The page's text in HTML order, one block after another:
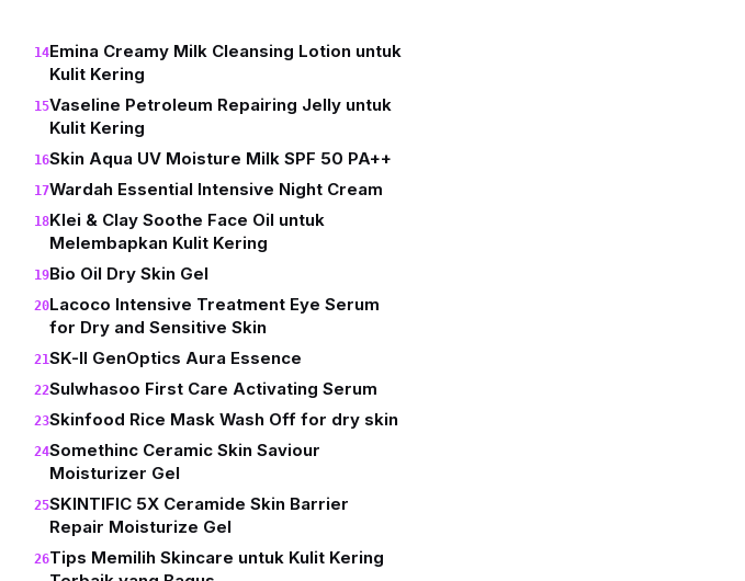
Emina Creamy Milk Cleansing Lotion untuk
Kulit Kering
Vaseline Petroleum Repairing Jelly untuk
Kulit Kering
Skin Aqua UV Moisture Milk SPF 50 PA++
Wardah Essential Intensive Night Cream
Klei & Clay Soothe Face Oil untuk
Melembapkan Kulit Kering
Bio Oil Dry Skin Gel
Lacoco Intensive Treatment Eye Serum
for Dry and Sensitive Skin
SK-II GenOptics Aura Essence
Sulwhasoo First Care Activating Serum
Skinfood Rice Mask Wash Off for dry skin
Somethinc Ceramic Skin Saviour
Moisturizer Gel
SKINTIFIC 5X Ceramide Skin Barrier
Repair Moisturize Gel
Tips Memilih Skincare untuk Kulit Kering